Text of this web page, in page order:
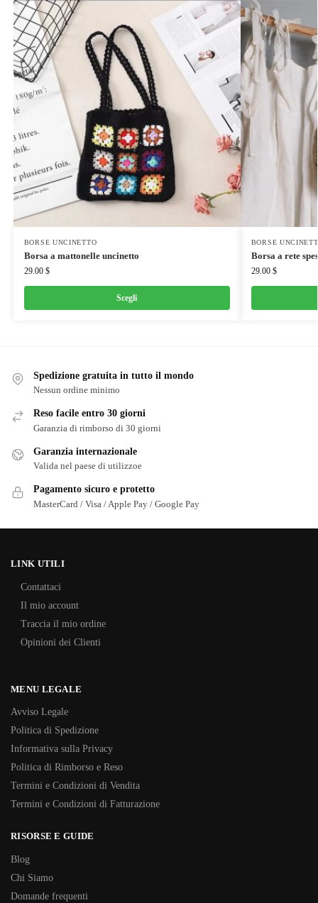
BORSE UNCINETTO
Borsa a mattonelle uncinetto
29.00 $
Scegli
BORSE
Borsa a rete
29.00 $
Spedizione gratuita in tutto il mondo
Nessun ordine minimo
Reso facile entro 30 giorni
Garanzia di rimborso di 30 giorni
Garanzia internazionale
Valida nel paese di utilizzoe
Pagamento sicuro e protetto
MasterCard / Visa / Apple Pay / Google Pay
LINK UTILI
Contattaci
Il mio account
Traccia il mio ordine
Opinioni dei Clienti
MENU LEGALE
Avviso Legale
Politica di Spedizione
Informativa sulla Privacy
Politica di Rimborso e Reso
Termini e Condizioni di Vendita
Termini e Condizioni di Fatturazione
RISORSE E GUIDE
Blog
Chi Siamo
Domande frequenti